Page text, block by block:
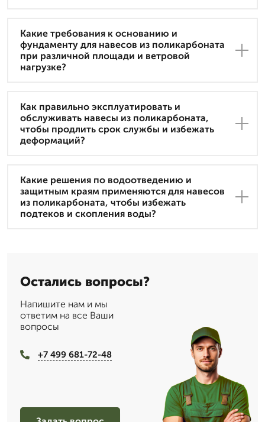
Какие требования к основанию и
фундаменту для навесов из поликарбоната
при различной площади и ветровой
нагрузке?
Как правильно эксплуатировать и
обслуживать навесы из поликарбоната,
чтобы продлить срок службы и избежать
деформаций?
Какие решения по водоотведению и
защитным краям применяются для навесов
из поликарбоната, чтобы избежать
подтеков и скопления воды?
Остались вопросы?
Напишите нам и мы
ответим на все Ваши
вопросы
+7 499 681-72-48